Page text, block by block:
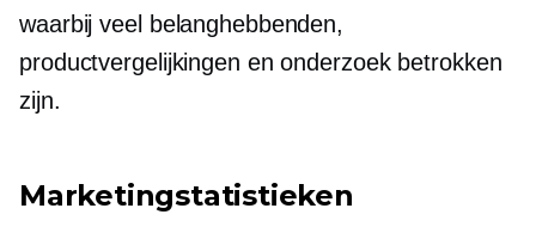
waarbij veel belanghebbenden,
productvergelijkingen en onderzoek betrokken
zijn.
Marketingstatistieken